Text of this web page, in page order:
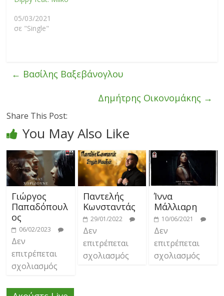
05/03/2021
σε "Single"
← Βασίλης Βαξεβάνογλου
Δημήτρης Οικονομάκης →
Share This Post:
You May Also Like
Γιώργος
Παπαδόπουλ
ος
06/02/2023
Δεν
επιτρέπεται
σχολιασμός
Παντελής
Κωνσταντάς
29/01/2022
Δεν
επιτρέπεται
σχολιασμός
Ίννα
Μάλλιαρη
10/06/2021
Δεν
επιτρέπεται
σχολιασμός